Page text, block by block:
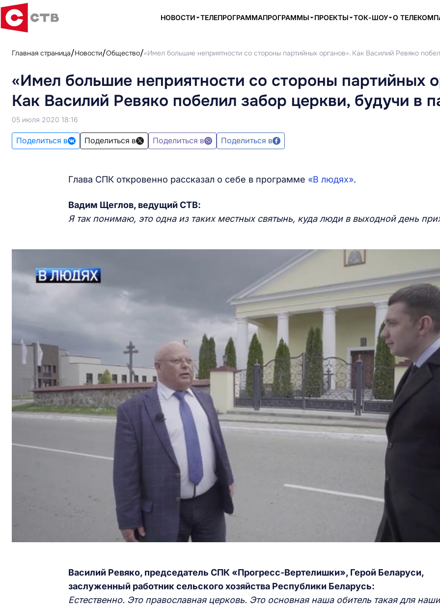
НОВОСТИ ТЕЛЕПРОГРАММАПРОГРАММЫ ПРОЕКТЫ ТОК-ШОУ О
Главная страница Новости Общество «Имел большие неприятности со стороны партийных органов». Как Василий Ревяко
«Имел большие неприятности со стороны партийных
Как Василий Ревяко побелил забор церкви, будучи в
05 июля 2020 18:16
Поделиться в Поделиться в Поделиться в Поделиться в
Глава СПК откровенно рассказал о себе в программе «В людях».
Вадим Щеглов, ведущий СТВ:
Я так понимаю, это одна из таких местных святынь, куда люди в выходной день
Василий Ревяко, председатель СПК «Прогресс-Вертелишки», Герой Беларуси,
заслуженный работник сельского хозяйства Республики Беларусь:
Естественно. Это православная церковь. Это основная наша обитель такая для